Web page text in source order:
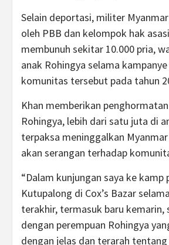
Selain deportasi, militer
oleh PBB dan kelompok hak
membunuh sekitar 10.000 pria,
anak Rohingya selama
komunitas tersebut pada tahun
Khan memberikan
Rohingya, lebih dari satu juta di
terpaksa meninggalkan
akan serangan terhadap
“Dalam kunjungan saya ke kamp
Kutupalong di Cox’s Bazar
terakhir, termasuk baru kemarin,
dengan perempuan Rohingya
dengan jelas dan terarah tentang